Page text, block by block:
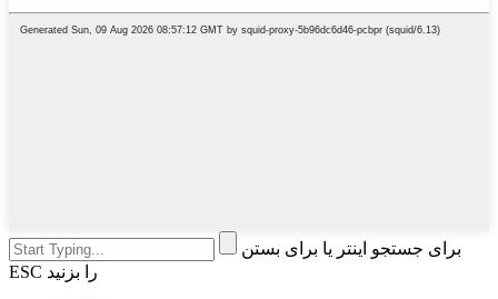
برای جستجو اینتر یا برای بستن
ESC را بزنید